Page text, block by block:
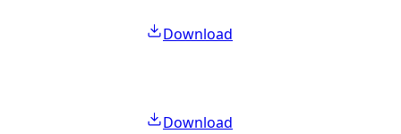
Download
Download